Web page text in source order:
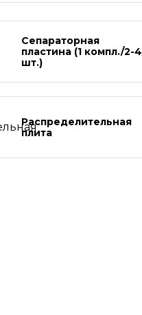
Сепараторная
пластина (1 компл./2-4
шт.)
Распределительная
плита